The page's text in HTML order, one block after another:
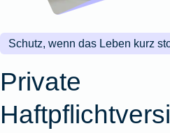
Produktübersicht
Produktübersicht
Zur
Schutz, wenn das Leben kurz
Private